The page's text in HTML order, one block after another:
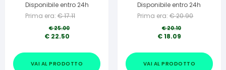
Disponibile entro 24h
Prima era: €17.11
€25.00
€ 22.50
VAI AL PRODOTTO
Disponibile entro 24h
Prima era: €20.90
€20.10
€18.09
VAI AL PRODOTTO